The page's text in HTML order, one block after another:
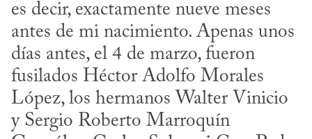
es decir, exactamente nueve meses
antes de mi nacimiento. Apenas unos
días antes, el 4 de marzo, fueron
fusilados Héctor Adolfo Morales
López, los hermanos Walter Vinicio
y Sergio Roberto Marroquín